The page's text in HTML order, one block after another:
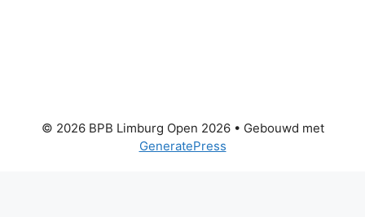
© 2026 BPB Limburg Open 2026• Gebouwd met
GeneratePress